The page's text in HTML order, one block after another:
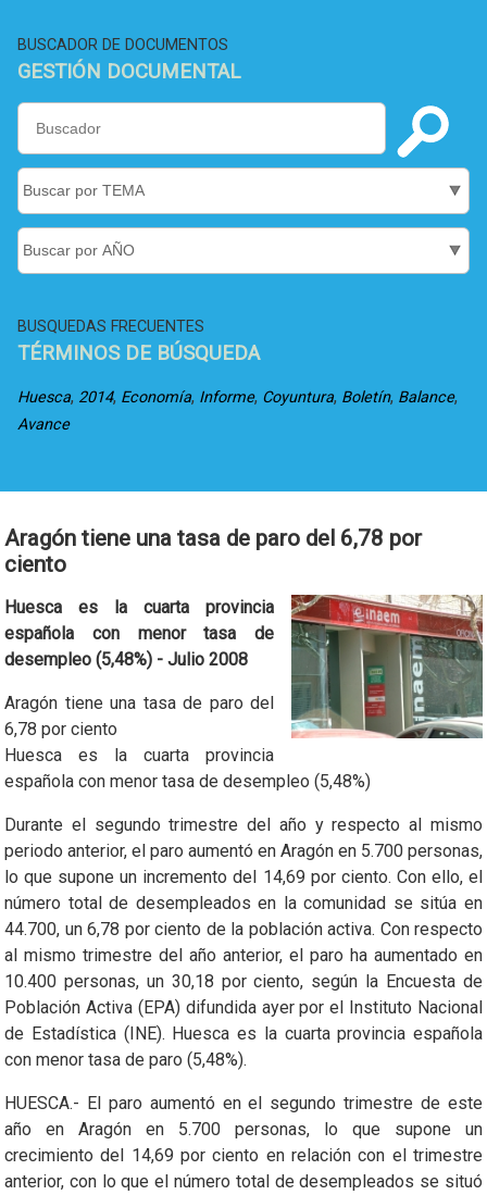
BUSCADOR DE DOCUMENTOS
GESTIÓN DOCUMENTAL
BUSQUEDAS FRECUENTES
TÉRMINOS DE BÚSQUEDA
Huesca, 2014, Economía, Informe, Coyuntura, Boletín, Balance,
Avance
Aragón tiene una tasa de paro del 6,78 por
ciento
Huesca es la cuarta provincia
española con menor tasa de
desempleo (5,48%) - Julio 2008
Aragón tiene una tasa de paro del
6,78 por ciento
Huesca es la cuarta provincia
española con menor tasa de desempleo (5,48%)
Durante el segundo trimestre del año y respecto al mismo
periodo anterior, el paro aumentó en Aragón en 5.700 personas,
lo que supone un incremento del 14,69 por ciento. Con ello, el
número total de desempleados en la comunidad se sitúa en
44.700, un 6,78 por ciento de la población activa. Con respecto
al mismo trimestre del año anterior, el paro ha aumentado en
10.400 personas, un 30,18 por ciento, según la Encuesta de
Población Activa (EPA) difundida ayer por el Instituto Nacional
de Estadística (INE). Huesca es la cuarta provincia española
con menor tasa de paro (5,48%).
HUESCA.- El paro aumentó en el segundo trimestre de este
año en Aragón en 5.700 personas, lo que supone un
crecimiento del 14,69 por ciento en relación con el trimestre
anterior, con lo que el número total de desempleados se situó